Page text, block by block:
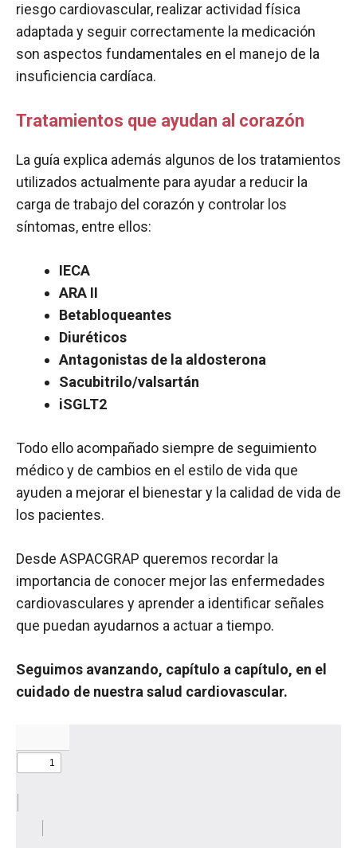
riesgo cardiovascular, realizar actividad física
adaptada y seguir correctamente la medicación
son aspectos fundamentales en el manejo de la
insuficiencia cardíaca.
Tratamientos que ayudan al corazón
La guía explica además algunos de los tratamientos
utilizados actualmente para ayudar a reducir la
carga de trabajo del corazón y controlar los
síntomas, entre ellos:
IECA
ARA II
Betabloqueantes
Diuréticos
Antagonistas de la aldosterona
Sacubitrilo/valsartán
iSGLT2
Todo ello acompañado siempre de seguimiento
médico y de cambios en el estilo de vida que
ayuden a mejorar el bienestar y la calidad de vida de
los pacientes.
Desde ASPACGRAP queremos recordar la
importancia de conocer mejor las enfermedades
cardiovasculares y aprender a identificar señales
que puedan ayudarnos a actuar a tiempo.
Seguimos avanzando, capítulo a capítulo, en el
cuidado de nuestra salud cardiovascular.